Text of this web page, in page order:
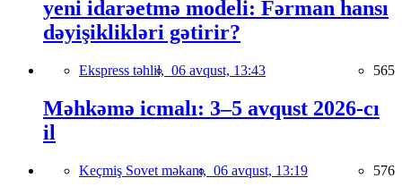
yeni idarəetmə modeli: Fərman hansı
dəyişiklikləri gətirir?
Ekspress təhlil, 06 avqust, 13:43 565
Məhkəmə icmalı: 3–5 avqust 2026-cı
il
Keçmiş Sovet məkanı, 06 avqust, 13:19 576